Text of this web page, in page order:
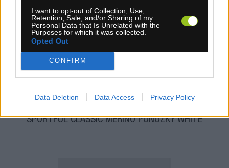
I want to opt-out of Collection, Use,
Retention, Sale, and/or Sharing of my
Personal Data that Is Unrelated with the
Purposes for which it was collected.
Opted Out
CONFIRM
Data Deletion Data Access Privacy Policy
4-14 dní
MOC: 19,90 € 11,70 €
SPORTFUL CLASSIC MERINO PONOŽKY WHITE